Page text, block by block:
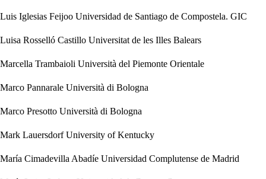
Luis Iglesias Feijoo Universidad de Santiago de Compostela. GIC
Luisa Rosselló Castillo Universitat de les Illes Balears
Marcella Trambaioli Università del Piemonte Orientale
Marco Pannarale Università di Bologna
Marco Presotto Università di Bologna
Mark Lauersdorf University of Kentucky
María Cimadevilla Abadíe Universidad Complutense de Madrid